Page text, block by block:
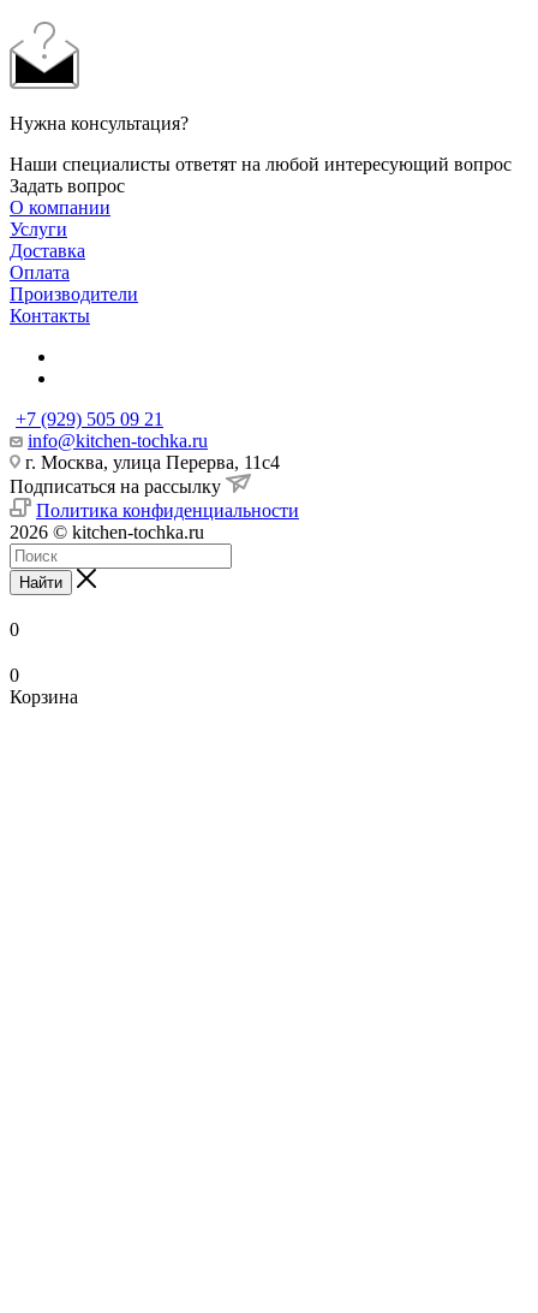
Нужна консультация?
Наши специалисты ответят на любой интересующий вопрос
Задать вопрос
О компании
Услуги
Доставка
Оплата
Производители
Контакты
+7 (929) 505 09 21
info@kitchen-tochka.ru
г. Москва, улица Перерва, 11с4
Подписаться на рассылку
Политика конфиденциальности
2026 © kitchen-tochka.ru
Найти
0
0
Корзина